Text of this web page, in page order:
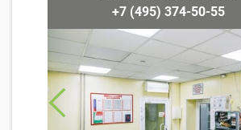
+7 (495) 374-50-55